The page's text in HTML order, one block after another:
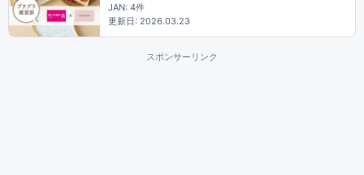
JAN: 4件
更新日: 2026.03.23
スポンサーリンク